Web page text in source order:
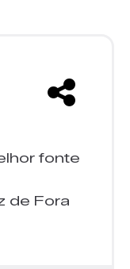
fonte
de Fora